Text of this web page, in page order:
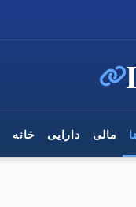
خانه دارایی مالی